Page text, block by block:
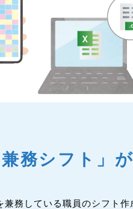
兼務シフト」
務している職員のシフト作